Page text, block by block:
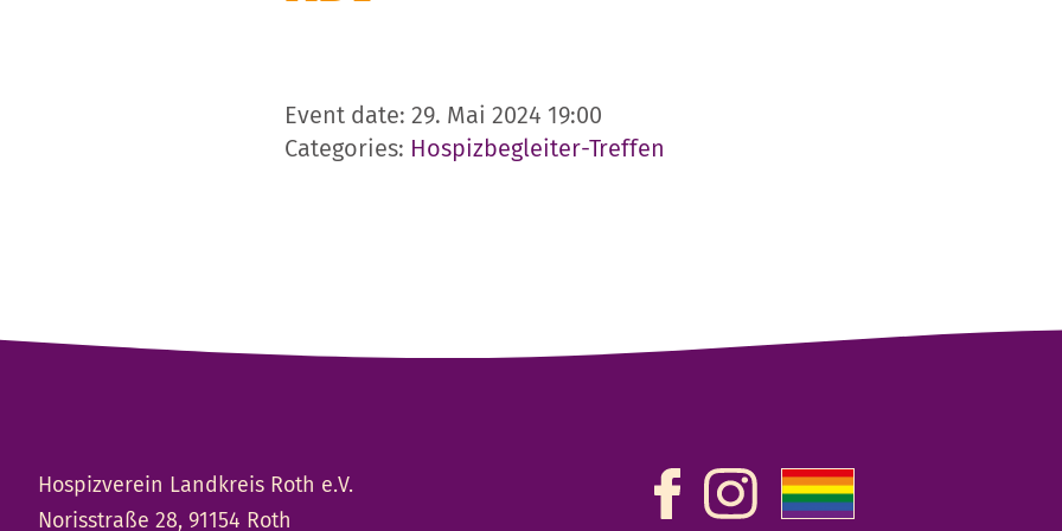
Event date: 29. Mai 2024 19:00
Categories: Hospizbegleiter-Treffen
Hospizverein Landkreis Roth e.V.
Norisstraße 28, 91154 Roth